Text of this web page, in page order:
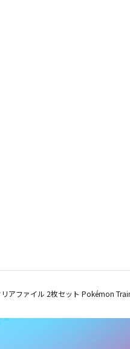
アファイル 2枚セット Pokémon